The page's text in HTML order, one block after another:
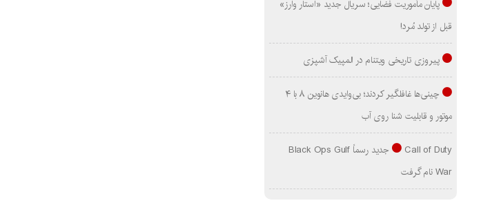
پایان مأموریت فضایی؛ سریال جدید «استار وارز»
قبل از تولد مُرد!
پیروزی تاریخی ویتنام در المپیک آشپزی
چینی‌ها غافلگیر کردند؛ بی‌وایدی هانوین ۸ با ۴
موتور و قابلیت شنا روی آب
Call of Duty جدید رسماً Black Ops Gulf
War نام گرفت